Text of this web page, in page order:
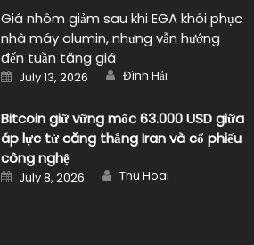
Giá nhôm giảm sau khi EGA khôi phục
nhà máy alumin, nhưng vẫn hướng
đến tuần tăng giá
Posted
on
July 13, 2026 Author
Đình Hải
Bitcoin giữ vững mốc 63.000 USD giữa
áp lực từ căng thẳng Iran và cổ phiếu
công nghệ
Posted
on
July 8, 2026 Author
Thu Hoai